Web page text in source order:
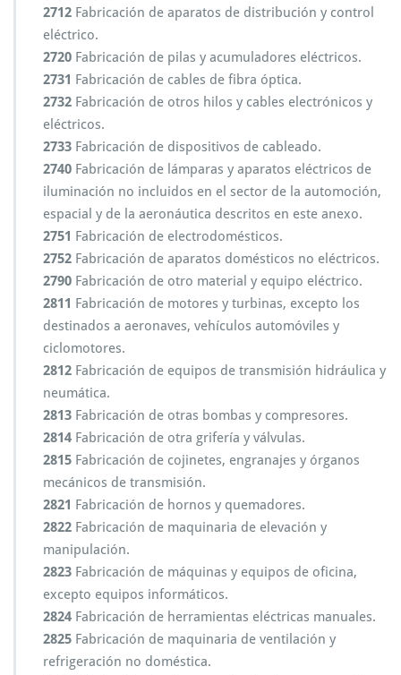
2712 Fabricación de aparatos de distribución y control
eléctrico.
2720 Fabricación de pilas y acumuladores eléctricos.
2731 Fabricación de cables de fibra óptica.
2732 Fabricación de otros hilos y cables electrónicos y
eléctricos.
2733 Fabricación de dispositivos de cableado.
2740 Fabricación de lámparas y aparatos eléctricos de
iluminación no incluidos en el sector de la automoción,
espacial y de la aeronáutica descritos en este anexo.
2751 Fabricación de electrodomésticos.
2752 Fabricación de aparatos domésticos no eléctricos.
2790 Fabricación de otro material y equipo eléctrico.
2811 Fabricación de motores y turbinas, excepto los
destinados a aeronaves, vehículos automóviles y
ciclomotores.
2812 Fabricación de equipos de transmisión hidráulica y
neumática.
2813 Fabricación de otras bombas y compresores.
2814 Fabricación de otra grifería y válvulas.
2815 Fabricación de cojinetes, engranajes y órganos
mecánicos de transmisión.
2821 Fabricación de hornos y quemadores.
2822 Fabricación de maquinaria de elevación y
manipulación.
2823 Fabricación de máquinas y equipos de oficina,
excepto equipos informáticos.
2824 Fabricación de herramientas eléctricas manuales.
2825 Fabricación de maquinaria de ventilación y
refrigeración no doméstica.